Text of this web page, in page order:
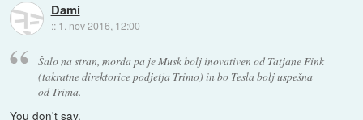
Dami
:: 1. nov 2016, 12:00
Šalo na stran, morda pa je Musk bolj inovativen od Tatjane Fink
(takratne direktorice podjetja Trimo) in bo Tesla bolj uspešna
od Trima.
You don't say.